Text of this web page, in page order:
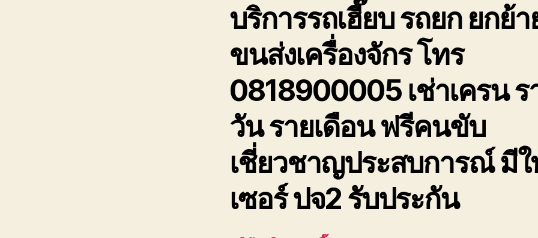
บริการรถเฮี๊ยบ รถยก ยกย้า
ขนส่งเครื่องจักร โทร
0818900005 เช่าเครน ร
วัน รายเดือน ฟรีคนขับ
เชี่ยวชาญประสบการณ์ มีใ
เซอร์ ปจ2 รับประกัน